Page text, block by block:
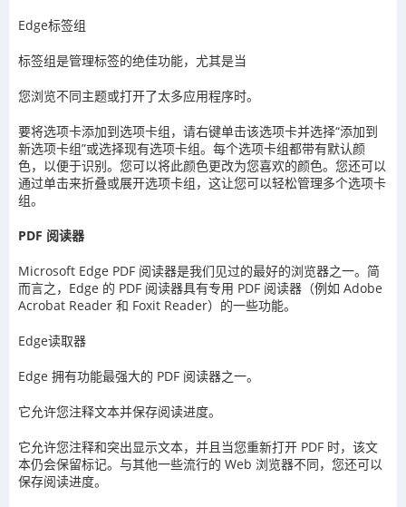
Edge标签组
标签组是管理标签的绝佳功能，尤其是当
您浏览不同主题或打开了太多应用程序时。
要将选项卡添加到选项卡组，请右键单击该选项卡并选择“添加到
新选项卡组”或选择现有选项卡组。每个选项卡组都带有默认颜
色，以便于识别。您可以将此颜色更改为您喜欢的颜色。您还可以
通过单击来折叠或展开选项卡组，这让您可以轻松管理多个选项卡
组。
PDF 阅读器
Microsoft Edge PDF 阅读器是我们见过的最好的浏览器之一。简
而言之，Edge 的 PDF 阅读器具有专用 PDF 阅读器（例如 Adobe
Acrobat Reader 和 Foxit Reader）的一些功能。
Edge读取器
Edge 拥有功能最强大的 PDF 阅读器之一。
它允许您注释文本并保存阅读进度。
它允许您注释和突出显示文本，并且当您重新打开 PDF 时，该文
本仍会保留标记。与其他一些流行的 Web 浏览器不同，您还可以
保存阅读进度。